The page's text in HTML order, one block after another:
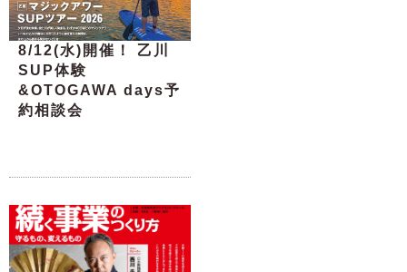
8/12(水)開催！ 乙川
SUP体験
&OTOGAWA days予
約相談会